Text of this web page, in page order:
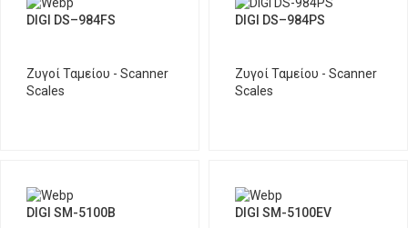
DIGI DS–984FS
Ζυγοί Ταμείου - Scanner
Scales
DIGI DS–984PS
Ζυγοί Ταμείου - Scanner
Scales
DIGI SM-5100B DIGI SM-5100EV